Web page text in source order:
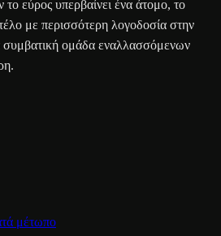
εύρος υπερβαίνει ένα άτομο, το
με περισσότερη λογοδοσία στην
συμβατική ομάδα εναλλασσόμενων
μέτωπο